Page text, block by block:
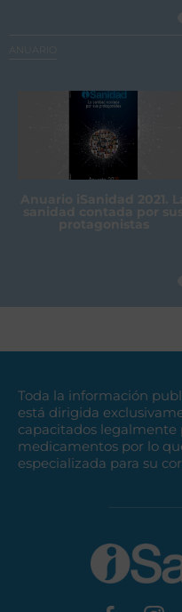
Toda la información
está dirigida
capacitados legalmente
medicamentos por lo
especializada para su